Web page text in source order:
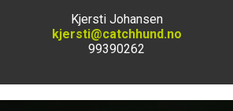
Kjersti Johansen
kjersti@catchhund.no
99390262